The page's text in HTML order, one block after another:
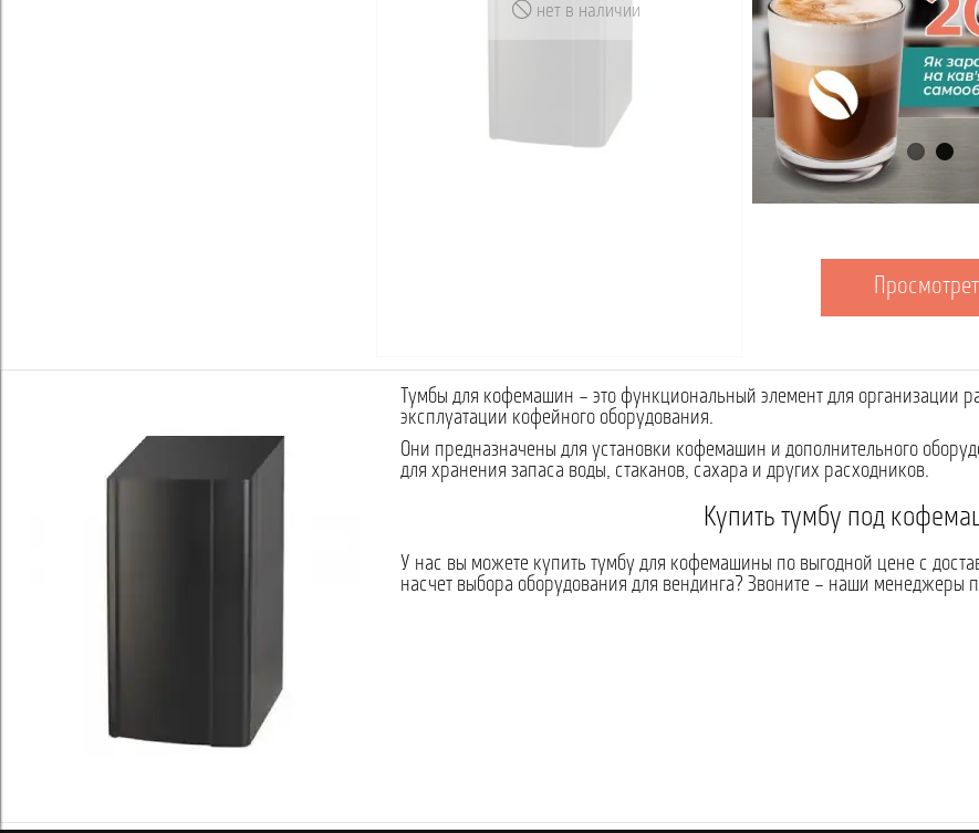
нет в наличии
Тумбы для кофемашин – это функциональный элемент для организации
эксплуатации кофейного оборудования.
Они предназначены для установки кофемашин и дополнительного
для хранения запаса воды, стаканов, сахара и других расходников.
Купить тумбу под
У нас вы можете купить тумбу для кофемашины по выгодной цене с
насчет выбора оборудования для вендинга? Звоните – наши менеджеры